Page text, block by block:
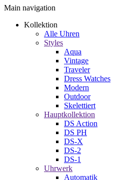
Main navigation
Kollektion
Alle Uhren
Styles
Aqua
Vintage
Traveler
Dress Watches
Modern
Outdoor
Skelettiert
Hauptkollektion
DS Action
DS PH
DS-X
DS-2
DS-1
Uhrwerk
Automatik